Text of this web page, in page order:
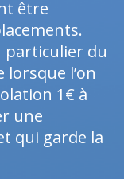
être
particulier du
l’on
1€ à
une
qui garde la